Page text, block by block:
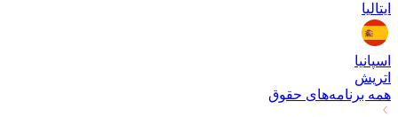
ایتالیا
اسپانیا
اتریش
همه برنامه‌های حقوق